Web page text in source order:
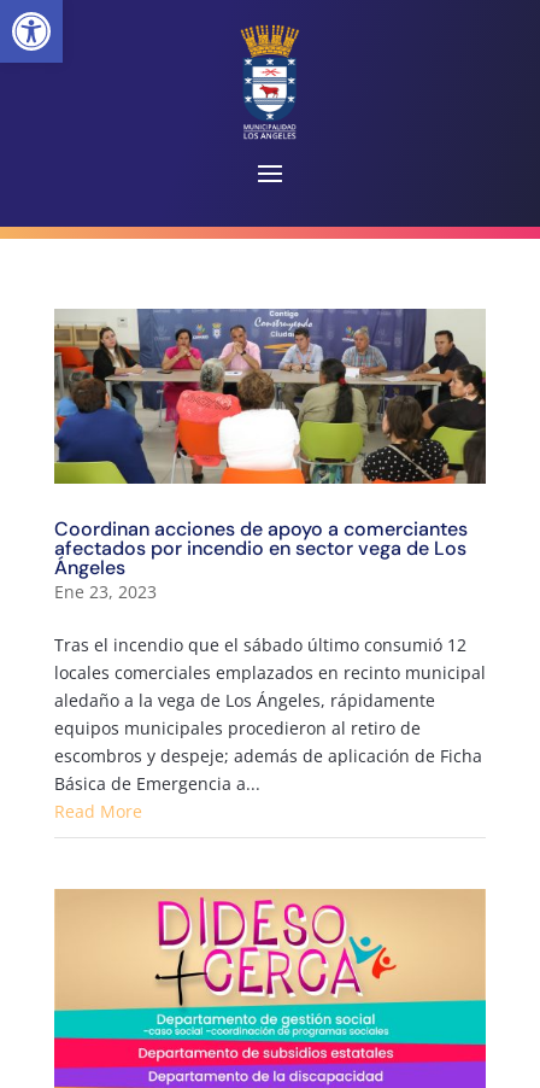
Coordinan acciones de apoyo a comerciantes
afectados por incendio en sector vega de Los
Ángeles
Ene 23, 2023
Tras el incendio que el sábado último consumió 12
locales comerciales emplazados en recinto municipal
aledaño a la vega de Los Ángeles, rápidamente
equipos municipales procedieron al retiro de
escombros y despeje; además de aplicación de Ficha
Básica de Emergencia a...
Read More